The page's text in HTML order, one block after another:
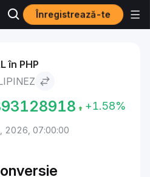
Înregistrează-te
Portal to Peso filipinez
în PHP
+1.58%
2026, 07:00:00